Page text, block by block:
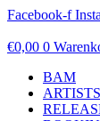
Zum
springen
Facebook-f
€0,00 0
BAM
ARTISTS